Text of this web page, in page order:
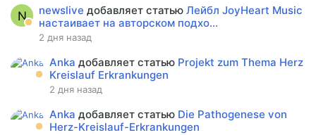
N newslive добавляет статью Лейбл JoyHeart Music
настаивает на авторском подхо...
2 дня назад
Anka добавляет статью Projekt zum Thema Herz
Kreislauf Erkrankungen
2 дня назад
Anka добавляет статью Die Pathogenese von
Herz-Kreislauf-Erkrankungen